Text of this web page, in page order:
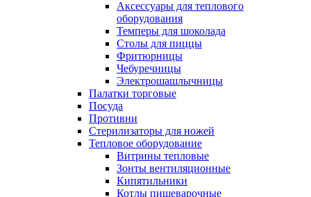
Аксессуары для теплового
оборудования
Темперы для шоколада
Столы для пиццы
Фритюрницы
Чебуречницы
Электрошашлычницы
Палатки торговые
Посуда
Противни
Стерилизаторы для ножей
Тепловое оборудование
Витрины тепловые
Зонты вентиляционные
Кипятильники
Котлы пищеварочные